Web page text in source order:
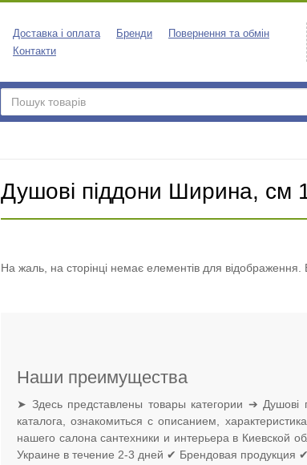
Доставка і оплата Бренди
Повернення та обмін
Контакти
Душові піддони Ширина, см
На жаль, на сторінці немає елементів для відображення.
Наши преимущества
➤ Здесь представлены товары категории ➔
каталога, ознакомиться с описанием,
нашего салона сантехники и интерьера в Киевской
Украине в течение 2-3 дней ✔ Брендовая продукция